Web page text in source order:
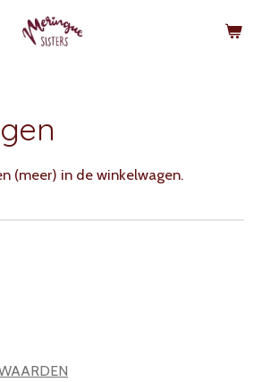
(meer) in de winkelwagen.